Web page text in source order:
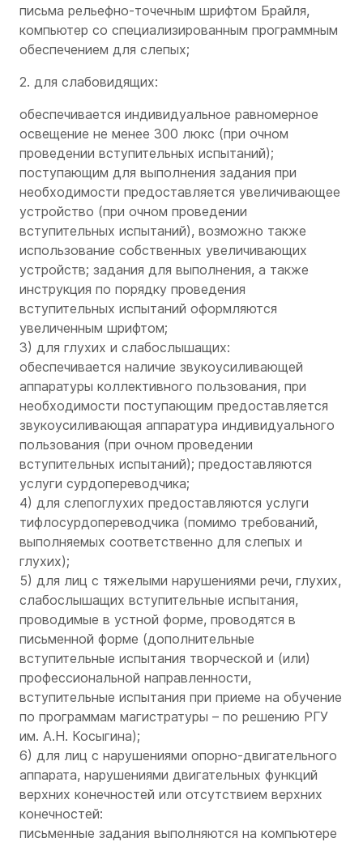
письма рельефно-точечным шрифтом Брайля,
компьютер со специализированным программным
обеспечением для слепых;
2. для слабовидящих:
обеспечивается индивидуальное равномерное
освещение не менее 300 люкс (при очном
проведении вступительных испытаний);
поступающим для выполнения задания при
необходимости предоставляется увеличивающее
устройство (при очном проведении
вступительных испытаний), возможно также
использование собственных увеличивающих
устройств; задания для выполнения, а также
инструкция по порядку проведения
вступительных испытаний оформляются
увеличенным шрифтом;
3) для глухих и слабослышащих:
обеспечивается наличие звукоусиливающей
аппаратуры коллективного пользования, при
необходимости поступающим предоставляется
звукоусиливающая аппаратура индивидуального
пользования (при очном проведении
вступительных испытаний); предоставляются
услуги сурдопереводчика;
4) для слепоглухих предоставляются услуги
тифлосурдопереводчика (помимо требований,
выполняемых соответственно для слепых и
глухих);
5) для лиц с тяжелыми нарушениями речи, глухих,
слабослышащих вступительные испытания,
проводимые в устной форме, проводятся в
письменной форме (дополнительные
вступительные испытания творческой и (или)
профессиональной направленности,
вступительные испытания при приеме на обучение
по программам магистратуры – по решению РГУ
им. А.Н. Косыгина);
6) для лиц с нарушениями опорно-двигательного
аппарата, нарушениями двигательных функций
верхних конечностей или отсутствием верхних
конечностей:
письменные задания выполняются на компьютере